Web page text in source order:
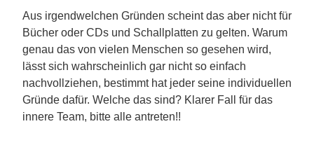
Aus irgendwelchen Gründen scheint das aber nicht für
Bücher oder CDs und Schallplatten zu gelten. Warum
genau das von vielen Menschen so gesehen wird,
lässt sich wahrscheinlich gar nicht so einfach
nachvollziehen, bestimmt hat jeder seine individuellen
Gründe dafür. Welche das sind? Klarer Fall für das
innere Team, bitte alle antreten!!